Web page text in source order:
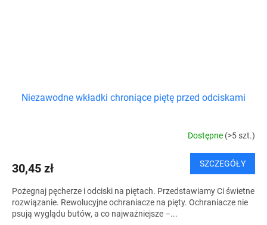
Niezawodne wkładki chroniące piętę przed odciskami
Dostępne (>5 szt.)
30,45 zł SZCZEGÓŁY
Pożegnaj pęcherze i odciski na piętach. Przedstawiamy Ci świetne
rozwiązanie. Rewolucyjne ochraniacze na pięty. Ochraniacze nie
psują wyglądu butów, a co najważniejsze –...